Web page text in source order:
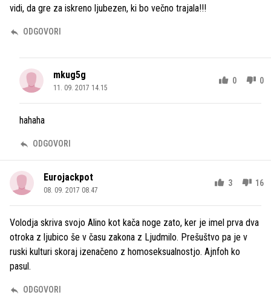
vidi, da gre za iskreno ljubezen, ki bo večno trajala!!!
ODGOVORI
mkug5g
11. 09. 2017 14.15
0 0
hahaha
ODGOVORI
Eurojackpot
08. 09. 2017 08.47
3 16
Volodja skriva svojo Alino kot kača noge zato, ker je imel prva dva
otroka z ljubico še v času zakona z Ljudmilo. Prešuštvo pa je v
ruski kulturi skoraj izenačeno z homoseksualnostjo. Ajnfoh ko
pasul.
ODGOVORI